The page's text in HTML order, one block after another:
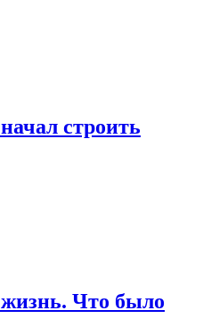
строить
Что было